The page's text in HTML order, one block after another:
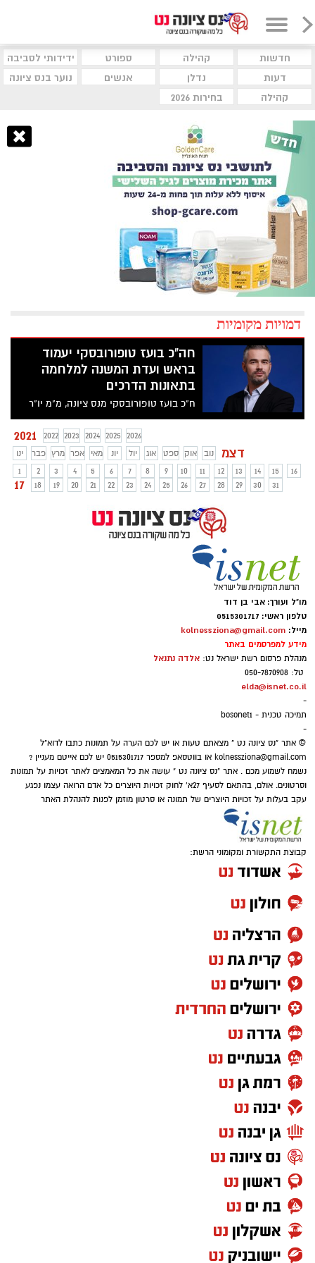
חדשות קהילה ספורט
ידידותי לסביבה
דעות
נדלן אנשים
נוער בנס ציונה
קהילה
בחירות 2026
דמויות מקומיות
חה"כ בועז טופורובסקי יעמוד
בראש ועדת המשנה למלחמה
בתאונות הדרכים
ח"כ בועז טופורובסקי מנס ציונה, מ"מ יו"ר
הקואליציה ויו"ר סיעת יש עתיד הפך ללוחם
הגדול בכנסת למען הבטיחות בדרכים להלן
סירטון בו הוא מספר על הנושא וכן קטע
מראיון שנערך עמו בנושא בועידת התחבורה
של y net
2021 2022 2023 2024 2025
2026
ינו
פבר מרץ אפר מאי יונ יול אוג ספט אוק נוב דצמ
1 2 3 4 5 6 7 8 9 10 11 12 13 14 15 16
17 18 19 20 21 22 23 24 25 26 27 28 29 30 31
מו"ל ועורך: אבי בן דוד
טלפון ראשי: 0515301717
מייל: kolnessziona@gmail.com
מידע למפרסמים באתר
מנהלת פרסום רשת ישראל נט: אלדה נתנאל
טל: 050-7870908
elda@isnet.co.il
-
תמיכה טכנית - bosonet1
-
© אתר "נס ציונה נט " מצאתם טעות או יש לכם הערה על תמונות כתבו לדוא"ל
kolnessziona@gmail.com
או בווטסאפ למספר 0515301717 יש לכם אייטם מעניין ?
נשמח לשמוע מכם . אתר "נס ציונה נט " עושה את כל המאמצים לאתר זכויות על תמונות
וסרטונים. אולם, בהתאם לסעיף 27א' לחוק זכויות היוצרים כל אדם הרואה עצמו נפגע
עקב בעלות על זכויות היוצרים של תמונה או סרטון מוזמן לפנות להנהלת האתר
קבוצת התקשורת ומקומוני הרשת: